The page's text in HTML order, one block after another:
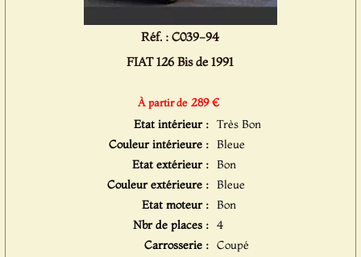
Réf. : C039-94
FIAT 126 Bis de 1991
À partir de 289 €
Etat intérieur : Très Bon
Couleur intérieure : Bleue
Etat extérieur : Bon
Couleur extérieure : Bleue
Etat moteur : Bon
Nbr de places : 4
Carrosserie : Coupé